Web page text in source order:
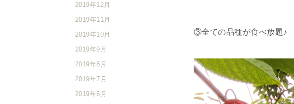
2019年12月
2019年11月
2019年10月
2019年9月
2019年8月
2019年7月
2019年6月
③全ての品種が食べ放題♪